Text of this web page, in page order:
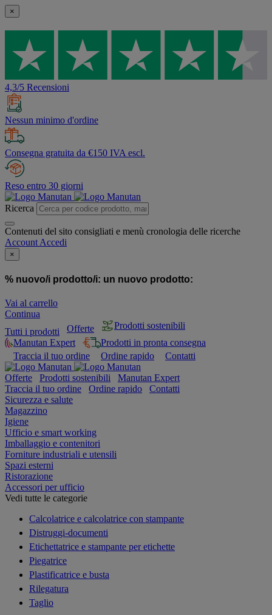
×
4,3/5 Recensioni
Nessun minimo d'ordine
Consegna gratuita da €150 IVA escl.
Reso entro 30 giorni
Ricerca
Contenuti del sito consigliati e menù cronologia delle ricerche
Account Accedi
×
% nuovo/i prodotto/i: un nuovo prodotto:
Vai al carrello
Continua
Tutti i prodotti
Offerte
Prodotti sostenibili
Manutan Expert
Prodotti in pronta consegna
Traccia il tuo ordine
Ordine rapido Contatti
Offerte Prodotti sostenibili
Manutan Expert
Traccia il tuo ordine
Ordine rapido
Contatti
Sicurezza e salute
Magazzino
Igiene
Ufficio e smart working
Imballaggio e contenitori
Forniture industriali e utensili
Spazi esterni
Ristorazione
Accessori per ufficio
Vedi tutte le categorie
Calcolatrice e calcolatrice con stampante
Distruggi-documenti
Etichettatrice e stampante per etichette
Piegatrice
Plastificatrice e busta
Rilegatura
Taglio